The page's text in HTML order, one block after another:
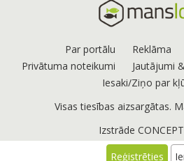
Reģistrēties
Par portālu Reklāma
Privātuma noteikumi
Jautājumi
Iesaki/Ziņo par
Visas tiesības aizsargātas.
Izstrāde